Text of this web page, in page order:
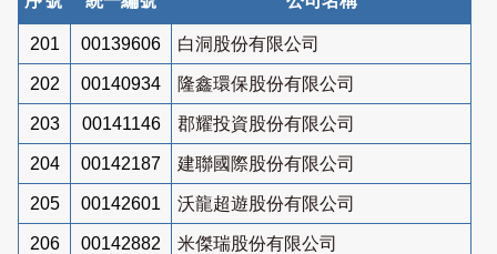
201 00139606 白洞股份有限公司
202 00140934 隆鑫環保股份有限公司
203 00141146 郡耀投資股份有限公司
204 00142187 建聯國際股份有限公司
205 00142601 沃龍超遊股份有限公司
206 00142882 米傑瑞股份有限公司